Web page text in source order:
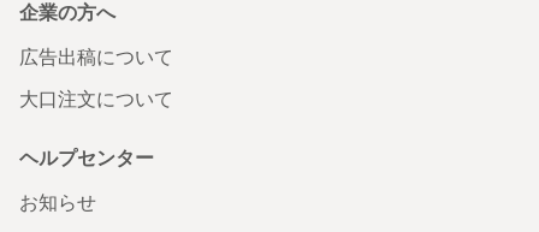
企業の方へ
広告出稿について
大口注文について
ヘルプセンター
お知らせ